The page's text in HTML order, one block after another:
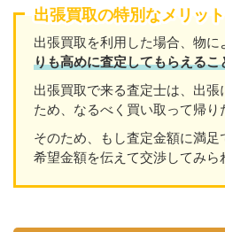
出張買取の特別なメリット
出張買取を利用した場合、物に
りも高めに査定してもらえるこ
出張買取で来る査定士は、出張
ため、なるべく買い取って帰り
そのため、もし査定金額に満足
希望金額を伝えて交渉してみら